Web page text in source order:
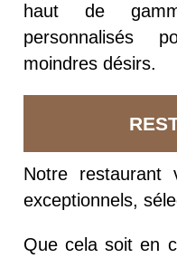
haut de
personnalisés
moindres désirs.
Notre restaurant
exceptionnels,
Que cela soit en